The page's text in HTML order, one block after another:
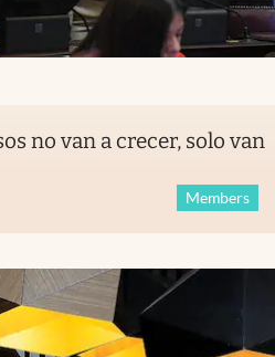
no van a crecer, solo van
Members